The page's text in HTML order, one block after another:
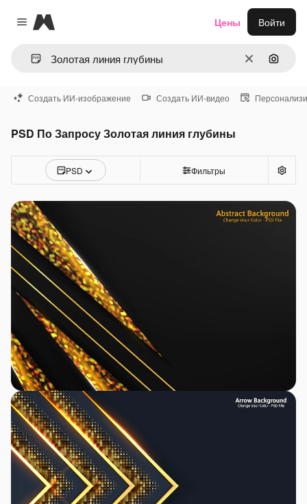
Close menu
Magnific
ОчиститьПоиск
Цены Войти
Создать ИИ-изображение Создать ИИ-видео
PSD По Запросу Золотая линия глубины
PSD Фильтры